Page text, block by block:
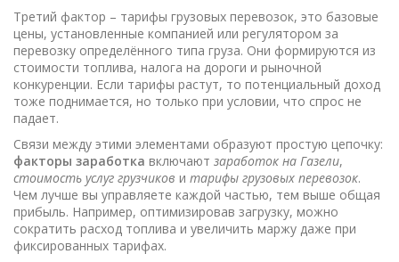
Третий фактор – тарифы грузовых перевозок, это базовые
цены, установленные компанией или регулятором за
перевозку определённого типа груза. Они формируются из
стоимости топлива, налога на дороги и рыночной
конкуренции. Если тарифы растут, то потенциальный доход
тоже поднимается, но только при условии, что спрос не
падает.
Связи между этими элементами образуют простую цепочку:
факторы заработка включают заработок на Газели,
стоимость услуг грузчиков и тарифы грузовых перевозок.
Чем лучше вы управляете каждой частью, тем выше общая
прибыль. Например, оптимизировав загрузку, можно
сократить расход топлива и увеличить маржу даже при
фиксированных тарифах.